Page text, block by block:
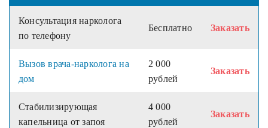
Консультация нарколога
по телефону
Бесплатно Заказать
Вызов врача-нарколога на
дом
2 000
рублей
Заказать
Стабилизирующая
капельница от запоя
4 000
рублей
Заказать